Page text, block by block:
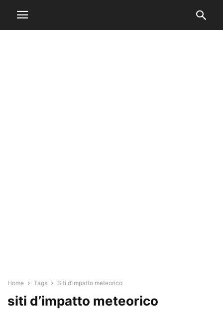
Home Tags Siti d’impatto meteorico
siti d’impatto meteorico